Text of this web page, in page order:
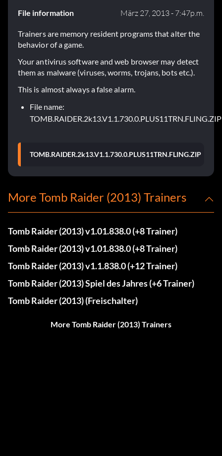
File information März 27, 2013 - 7:47p.m.
Trainers are memory resident programs that alter the
behavior of a game.
Your antivirus software and web browser may detect
them as malware (viruses, worms, trojans, bots etc.).
This is almost always a false alarm.
File name:
TOMB.RAIDER.2k13.V1.1.730.0.PLUS11TRN.FLING.ZIP
TOMB.RAIDER.2k13.V1.1.730.0.PLUS11TRN.FLING.ZIP
More Tomb Raider (2013) Trainers
Tomb Raider (2013) v1.01.838.0 (+8 Trainer)
Tomb Raider (2013) v1.01.838.0 (+8 Trainer)
Tomb Raider (2013) v1.1.838.0 (+12 Trainer)
Tomb Raider (2013) Spiel des Jahres (+6 Trainer)
Tomb Raider (2013) (Freischalter)
More Tomb Raider (2013) Trainers